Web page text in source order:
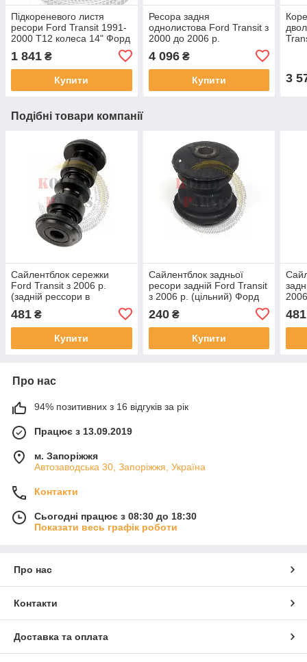
Підкореневого листя
ресори Ford Transit 1991-
2000 Т12 колеса 14" Форд
посилення (підресорник)
1 841 ₴
Купити
Ресора задня
однолистова Ford Transit з
2000 до 2006 р.
(корочена) Форд Транзит
лист ресори кореної
4 096₴
Купити 3
Подібні товари компанії
Сайлентблок сережки
Ford Transit з 2006 р.
(задній рессори в
Транзит
481 ₴
Купити
Сайлентблок задньої
ресори задній Ford Transit
з 2006 р. (цільний) Форд
Транзит втулка ресорна
ззаду
240₴
Купити
481
Про нас
94% позитивних з 16 відгуків за рік
Працює з 13.09.2019
м. Запоріжжя
Автозаводська 30, Запоріжжя, Україна
Контакти
Сьогодні працює з 08:30 до 18:30
Показати весь графік роботи
Про нас
Контакти
Доставка та оплата